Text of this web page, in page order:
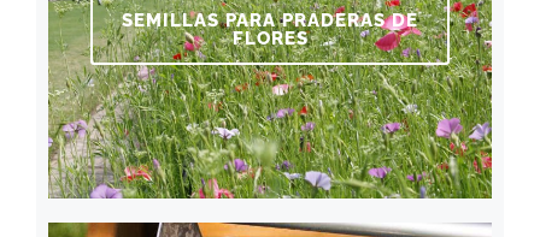
SEMILLAS PARA PRADERAS DE
FLORES